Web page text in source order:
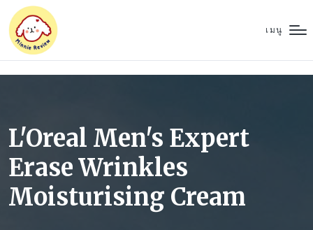
เมนู
L'Oreal Men's Expert
Erase Wrinkles
Moisturising Cream